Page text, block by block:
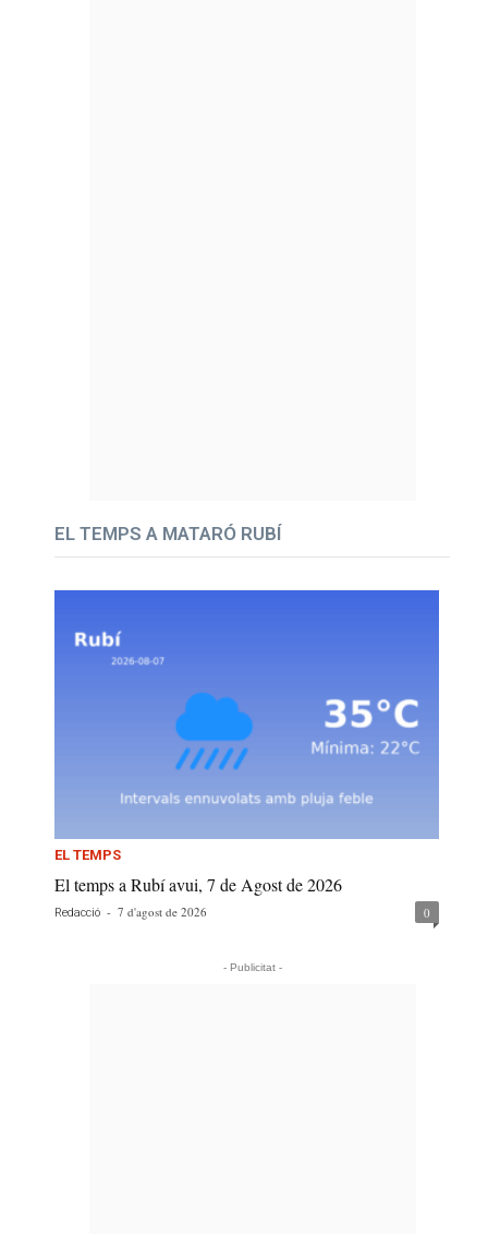
EL TEMPS A MATARÓ RUBÍ
EL TEMPS
El temps a Rubí avui, 7 de Agost de 2026
Redacció - 7 d'agost de 2026 0
- Publicitat -